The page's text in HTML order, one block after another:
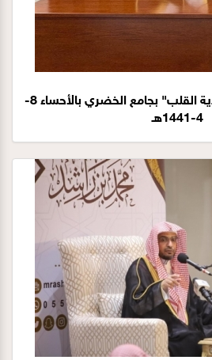
صور من محاضرة "عبودية القلب" بجامع الخضري بالأحساء 8-
4-1441هـ